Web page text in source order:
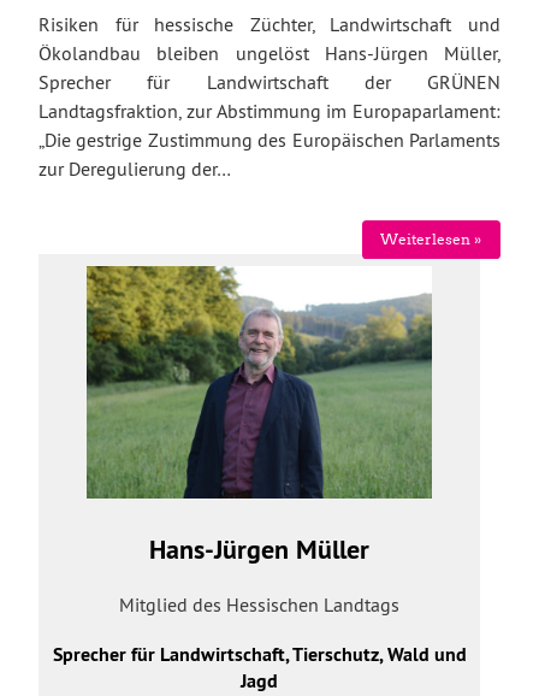
Risiken für hessische Züchter, Landwirtschaft und
Ökolandbau bleiben ungelöst Hans-Jürgen Müller,
Sprecher für Landwirtschaft der GRÜNEN
Landtagsfraktion, zur Abstimmung im Europaparlament:
„Die gestrige Zustimmung des Europäischen Parlaments
zur Deregulierung der…
Weiterlesen »
Hans-Jürgen Müller
Mitglied des Hessischen Landtags
Sprecher für Landwirtschaft, Tierschutz, Wald und
Jagd